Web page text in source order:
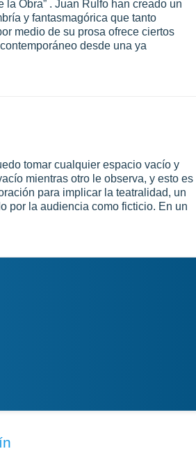
Obra” . Juan Rulfo han creado un
y fantasmagórica que tanto
medio de su prosa ofrece ciertos
desde una ya
tomar cualquier espacio vacío y
mientras otro le observa, y esto es
para implicar la teatralidad, un
por la audiencia como ficticio. En un